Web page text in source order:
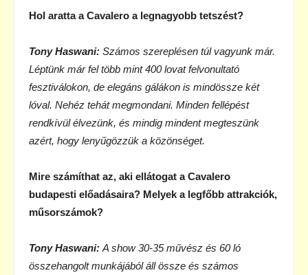
Hol aratta a Cavalero a legnagyobb tetszést?
Tony Haswani: Számos szereplésen túl vagyunk már.
Léptünk már fel több mint 400 lovat felvonultató
fesztiválokon, de elegáns gálákon is mindössze két
lóval. Nehéz tehát megmondani. Minden fellépést
rendkívül élvezünk, és mindig mindent megteszünk
azért, hogy lenyűgözzük a közönséget.
Mire számíthat az, aki ellátogat a Cavalero
budapesti előadásaira? Melyek a legfőbb attrakciók,
műsorszámok?
Tony Haswani: A show 30-35 művész és 60 ló
összehangolt munkájából áll össze és számos